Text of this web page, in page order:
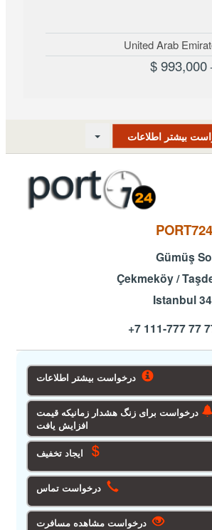
United Arab
993,000 $
بیشتر اطلاعات
Gümüş
Çekmeköy /
+7 111-777 77
درخواست بیشتر اطلاعات
درخواست برای زنگ هشدار زمانیکه قیمت
افزایش یافت
ایجاد تخفیف
درخواست تماس
درخواست مشاهده مسافرت